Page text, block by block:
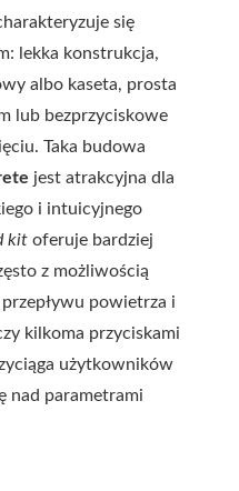
się
lekka konstrukcja,
albo kaseta, prosta
lub bezprzyciskowe
Taka budowa
jest atrakcyjna dla
i intuicyjnego
kit oferuje bardziej
z możliwością
powietrza i
kilkoma przyciskami
użytkowników
nad parametrami